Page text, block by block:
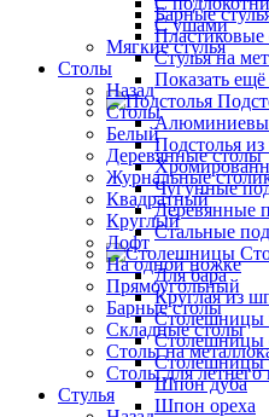
Барные
Пластиковые
Стулья на
Показать ещё
Подстолья
Чугунные
Деревянные
Стальные
Для бара
Круглая из
Столешницы
Столешницы
Столешницы
Шпон дуба
Шпон ореха
С ушами
Мягкие стулья
Столы
Назад
Столы
Белый
Деревянные столы
Журнальные
Квадратный
Круглый
Лофт
На одной ножке
Прямоугольный
Барные столы
Складные столы
Столы на
Столы для летнего
Стулья